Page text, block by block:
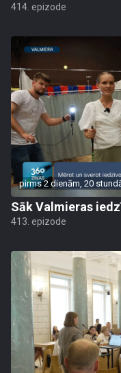
414. epizode
pirms 2 dienām, 20
Sāk Valmieras
413. epizode